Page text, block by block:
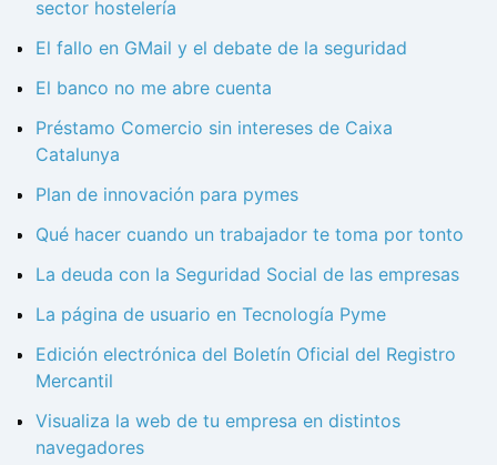
sector hostelería
El fallo en GMail y el debate de la seguridad
El banco no me abre cuenta
Préstamo Comercio sin intereses de Caixa
Catalunya
Plan de innovación para pymes
Qué hacer cuando un trabajador te toma por tonto
La deuda con la Seguridad Social de las empresas
La página de usuario en Tecnología Pyme
Edición electrónica del Boletín Oficial del Registro
Mercantil
Visualiza la web de tu empresa en distintos
navegadores